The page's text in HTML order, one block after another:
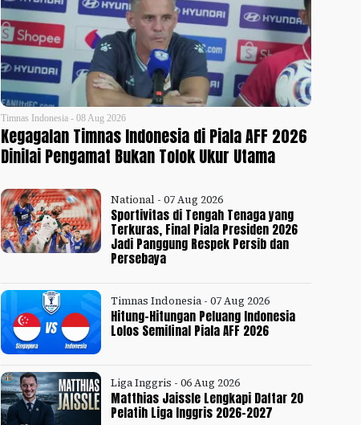
Timnas Indonesia - 08 Aug 2026
Kegagalan Timnas Indonesia di Piala AFF 2026
Dinilai Pengamat Bukan Tolok Ukur Utama
National - 07 Aug 2026
Sportivitas di Tengah Tenaga yang
Terkuras, Final Piala Presiden 2026
Jadi Panggung Respek Persib dan
Persebaya
Timnas Indonesia - 07 Aug 2026
Hitung-Hitungan Peluang Indonesia
Lolos Semifinal Piala AFF 2026
Liga Inggris - 06 Aug 2026
Matthias Jaissle Lengkapi Daftar 20
Pelatih Liga Inggris 2026-2027